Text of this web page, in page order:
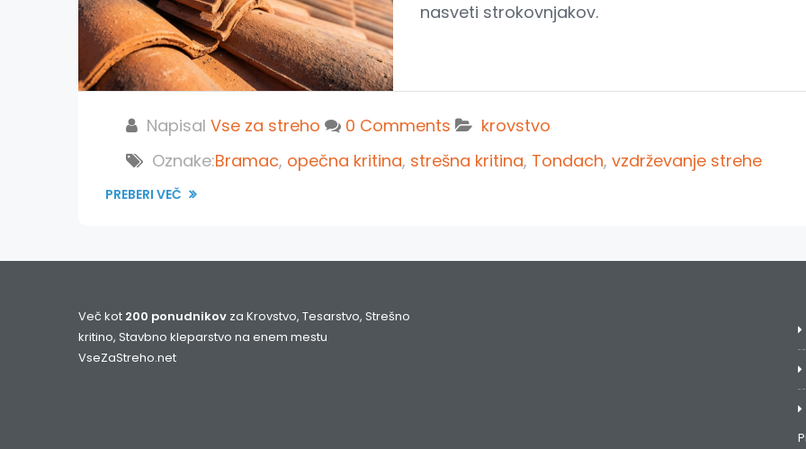
nasveti strokovnjakov.
Napisal Vse za streho 0 Comments
krovstvo
Oznake:Bramac, opečna kritina, strešna kritina, Tondach, vzdrževanje strehe
PREBERI VEČ
Več kot 200 ponudnikov za Krovstvo, Tesarstvo, Strešno
kritino, Stavbno kleparstvo na enem mestu
VseZaStreho.net